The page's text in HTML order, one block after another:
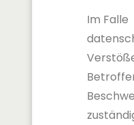
Im Falle